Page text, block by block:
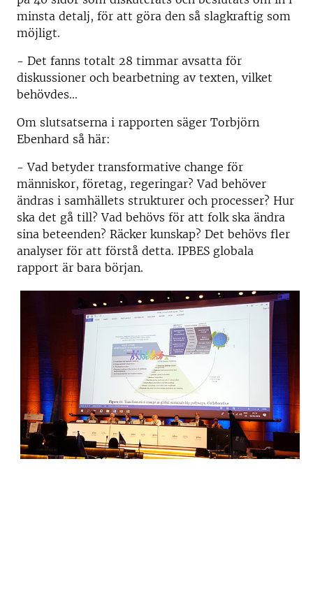
minsta detalj, för att göra den så slagkraftig som
möjligt.
- Det fanns totalt 28 timmar avsatta för
diskussioner och bearbetning av texten, vilket
behövdes...
Om slutsatserna i rapporten säger Torbjörn
Ebenhard så här:
- Vad betyder transformative change för
människor, företag, regeringar? Vad behöver
ändras i samhällets strukturer och processer? Hur
ska det gå till? Vad behövs för att folk ska ändra
sina beteenden? Räcker kunskap? Det behövs fler
analyser för att förstå detta. IPBES globala
rapport är bara början.